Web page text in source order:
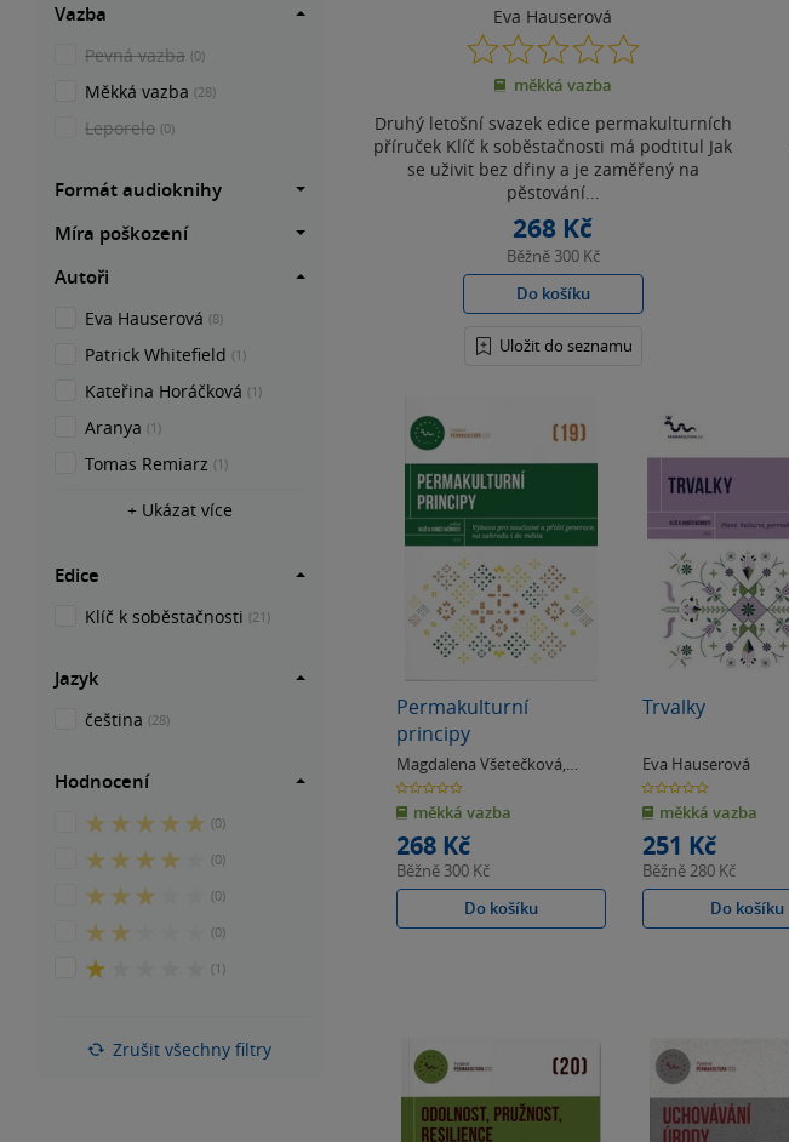
Eva Hauserová
0.0
z
5
měkká vazba
Druhý letošní svazek edice permakulturních
příruček Klíč k soběstačnosti má podtitul Jak
se uživit bez dřiny a je zaměřený na
pěstování...
268 Kč
Běžně 300 Kč
Do košíku
Uložit do seznamu
Permakulturní
principy
Magdalena Všetečková
Kateřina Horáčková
0.0
z
5
hvězdiček
měkká vazba
268 Kč
Běžně 300 Kč
Do košíku
Trvalky
Eva Hauserová
0.0
z
5
hvězdiček
měkká vazba
251 Kč
Běžně 280 Kč
Do košíku
Vazba
Pevná vazba (0)
Měkká vazba (28)
Leporelo (0)
Formát audioknihy
Míra poškození
Autoři
Eva Hauserová (8)
Patrick Whitefield (1)
Kateřina Horáčková (1)
Aranya (1)
Tomas Remiarz (1)
+ Ukázat více
Edice
Klíč k soběstačnosti (21)
Jazyk
čeština (28)
Hodnocení
5
5
hvězdiček
(0)
4
5
hvězdiček
(0)
3
5
hvězdiček
(0)
2
5
(0)
1
(1)
Zrušit všechny filtry